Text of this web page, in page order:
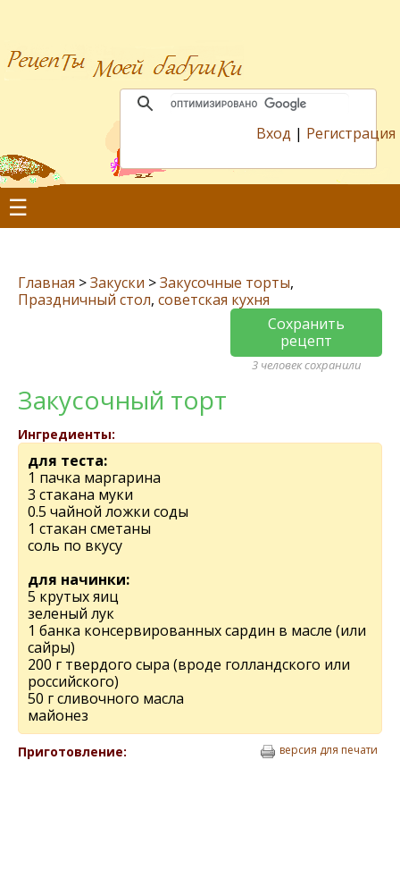
Вход | Регистрация
☰
Главная >Закуски >Закусочные торты,
Праздничный стол, советская кухня
Сохранить
рецепт
3 человек сохранили
Закусочный торт
Ингредиенты:
для теста:
1 пачка маргарина
3 стакана муки
0.5 чайной ложки соды
1 стакан сметаны
соль по вкусу
для начинки:
5 крутых яиц
зеленый лук
1 банка консервированных сардин в масле (или
сайры)
200 г твердого сыра (вроде голландского или
российского)
50 г сливочного масла
майонез
Приготовление: версия для печати